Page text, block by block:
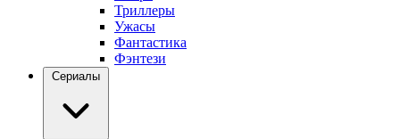
Триллеры
Ужасы
Фантастика
Фэнтези
Сериалы